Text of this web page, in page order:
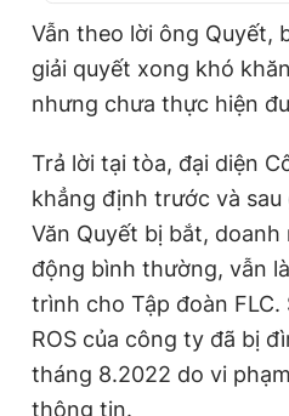
dân với ban quản trị, chủ đầu tư và
Vẫn theo lời ông Quyết,
giải quyết xong khó
nhưng chưa thực hiện
Trả lời tại tòa, đại diện
khẳng định trước và sau
Văn Quyết bị bắt,
động bình thường, vẫn
trình cho Tập đoàn FLC.
ROS của công ty đã bị
tháng 8.2022 do vi
thông tin.